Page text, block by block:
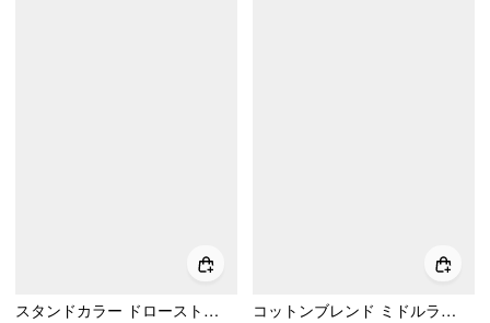
スタンドカラー ドローストリング ギャザー入り 半袖 トップス
コットンブレンド ミドルライズ バットウィングスリーブ シャーリングロンパース